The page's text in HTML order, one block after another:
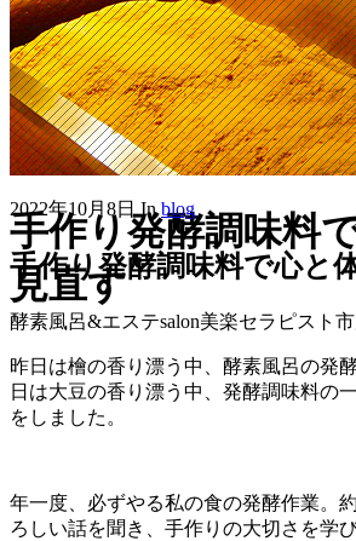
手作り発酵調味料
見直す
2022年10月8日 In blog
手作り発酵調味料で心と
酵素風呂&エステsalon美楽セラピスト市
昨日は檜の香り漂う中、酵素風呂の発
日は大豆の香り漂う中、発酵調味料の
をしました。
年一度、必ずやる私の食の発酵作業。
ろしい話を聞き、手作りの大切さを学